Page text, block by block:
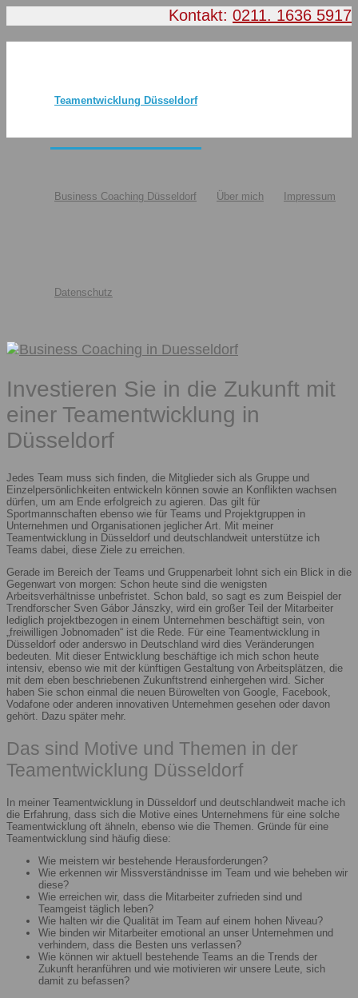
Kontakt: 0211. 1636 5917
Teamentwicklung Düsseldorf
Business Coaching Düsseldorf Über mich Impressum
Datenschutz
Investieren Sie in die Zukunft mit
einer Teamentwicklung in
Düsseldorf
Jedes Team muss sich finden, die Mitglieder sich als Gruppe und
Einzelpersönlichkeiten entwickeln können sowie an Konflikten wachsen
dürfen, um am Ende erfolgreich zu agieren. Das gilt für
Sportmannschaften ebenso wie für Teams und Projektgruppen in
Unternehmen und Organisationen jeglicher Art. Mit meiner
Teamentwicklung in Düsseldorf und deutschlandweit unterstütze ich
Teams dabei, diese Ziele zu erreichen.
Gerade im Bereich der Teams und Gruppenarbeit lohnt sich ein Blick in die
Gegenwart von morgen: Schon heute sind die wenigsten
Arbeitsverhältnisse unbefristet. Schon bald, so sagt es zum Beispiel der
Trendforscher Sven Gábor Jánszky, wird ein großer Teil der Mitarbeiter
lediglich projektbezogen in einem Unternehmen beschäftigt sein, von
„freiwilligen Jobnomaden“ ist die Rede. Für eine Teamentwicklung in
Düsseldorf oder anderswo in Deutschland wird dies Veränderungen
bedeuten. Mit dieser Entwicklung beschäftige ich mich schon heute
intensiv, ebenso wie mit der künftigen Gestaltung von Arbeitsplätzen, die
mit dem eben beschriebenen Zukunftstrend einhergehen wird. Sicher
haben Sie schon einmal die neuen Bürowelten von Google, Facebook,
Vodafone oder anderen innovativen Unternehmen gesehen oder davon
gehört. Dazu später mehr.
Das sind Motive und Themen in der
Teamentwicklung Düsseldorf
In meiner Teamentwicklung in Düsseldorf und deutschlandweit mache ich
die Erfahrung, dass sich die Motive eines Unternehmens für eine solche
Teamentwicklung oft ähneln, ebenso wie die Themen. Gründe für eine
Teamentwicklung sind häufig diese:
Wie meistern wir bestehende Herausforderungen?
Wie erkennen wir Missverständnisse im Team und wie beheben wir
diese?
Wie erreichen wir, dass die Mitarbeiter zufrieden sind und
Teamgeist täglich leben?
Wie halten wir die Qualität im Team auf einem hohen Niveau?
Wie binden wir Mitarbeiter emotional an unser Unternehmen und
verhindern, dass die Besten uns verlassen?
Wie können wir aktuell bestehende Teams an die Trends der
Zukunft heranführen und wie motivieren wir unsere Leute, sich
damit zu befassen?